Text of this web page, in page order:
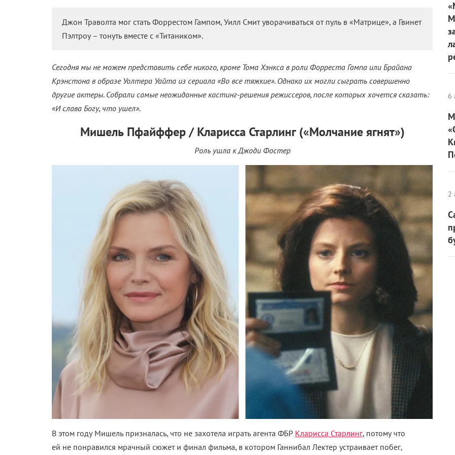
Джон Траволта мог стать Форрестом Гампом, Уилл Смит уворачиваться от пуль в «Матрице», а Гвинет
Пэлтроу – тонуть вместе с «Титаником».
Сегодня мы не можем представить себе никого, кроме Тома Хэнкса в роли Форреста Гампа или Брайана
Крэнстона в образе Уолтера Уайта из сериала «Во все тяжкие». Однако их могли сыграть совершенно
другие актеры. Собрали самые неожиданные кастинг-решения режиссеров, после которых хочется сказать:
«И слава Богу, что ушел».
Мишель Пфайффер / Кларисса Старлинг («Молчание ягнят»)
Роль ушла к Джоди Фостер
В этом году Мишель призналась, что не захотела играть агента ФБР Кларисса Старлинг, потому что
ей не понравился мрачный сюжет и финал фильма, в котором Ганнибал Лектер устраивает побег,
6
2